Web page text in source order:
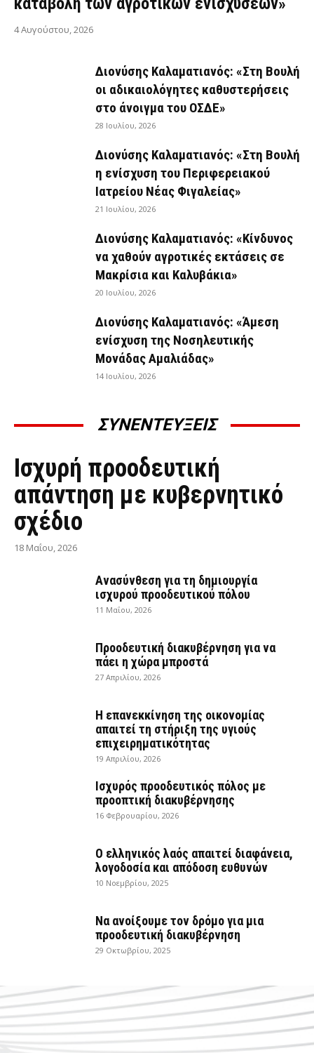
4 Αυγούστου, 2026
Διονύσης Καλαματιανός: «Στη Βουλή
οι αδικαιολόγητες καθυστερήσεις
στο άνοιγμα του ΟΣΔΕ»
28 Ιουλίου, 2026
Διονύσης Καλαματιανός: «Στη Βουλή
η ενίσχυση του Περιφερειακού
Ιατρείου Νέας Φιγαλείας»
21 Ιουλίου, 2026
Διονύσης Καλαματιανός: «Κίνδυνος
να χαθούν αγροτικές εκτάσεις σε
Μακρίσια και Καλυβάκια»
20 Ιουλίου, 2026
Διονύσης Καλαματιανός: «Άμεση
ενίσχυση της Νοσηλευτικής
Μονάδας Αμαλιάδας»
14 Ιουλίου, 2026
ΣΥΝΕΝΤΕΥΞΕΙΣ
ΣΥΝΕΝΤΕΎΞΕΙΣ
Ισχυρή προοδευτική
απάντηση με κυβερνητικό
σχέδιο
18 Μαΐου, 2026
Ανασύνθεση για τη δημιουργία
ισχυρού προοδευτικού πόλου
11 Μαΐου, 2026
Προοδευτική διακυβέρνηση για να
πάει η χώρα μπροστά
27 Απριλίου, 2026
Η επανεκκίνηση της οικονομίας
απαιτεί τη στήριξη της υγιούς
επιχειρηματικότητας
19 Απριλίου, 2026
Ισχυρός προοδευτικός πόλος με
προοπτική διακυβέρνησης
16 Φεβρουαρίου, 2026
Ο ελληνικός λαός απαιτεί διαφάνεια,
λογοδοσία και απόδοση ευθυνών
10 Νοεμβρίου, 2025
Να ανοίξουμε τον δρόμο για μια
προοδευτική διακυβέρνηση
29 Οκτωβρίου, 2025